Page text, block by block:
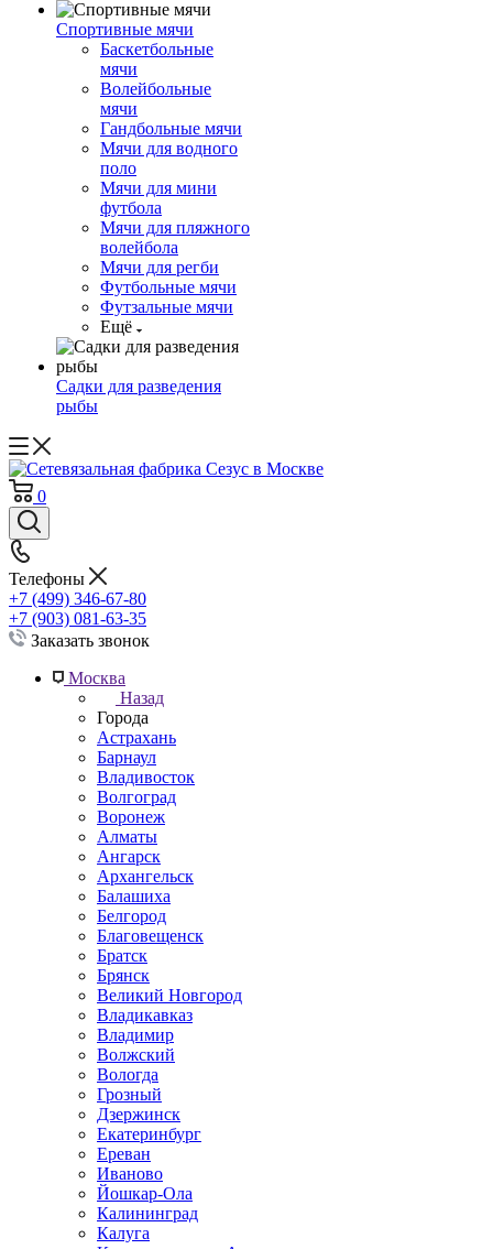
Спортивные мячи
Баскетбольные
мячи
Волейбольные
мячи
Гандбольные мячи
Мячи для водного
поло
Мячи для мини
футбола
Мячи для пляжного
волейбола
Мячи для регби
Футбольные мячи
Футзальные мячи
Ещё
Садки для разведения
рыбы
0
Телефоны
+7 (499) 346-67-80
+7 (903) 081-63-35
Заказать звонок
Москва
Назад
Города
Астрахань
Барнаул
Владивосток
Волгоград
Воронеж
Алматы
Ангарск
Архангельск
Балашиха
Белгород
Благовещенск
Братск
Брянск
Великий Новгород
Владикавказ
Владимир
Волжский
Вологда
Грозный
Дзержинск
Екатеринбург
Ереван
Иваново
Йошкар-Ола
Калининград
Калуга